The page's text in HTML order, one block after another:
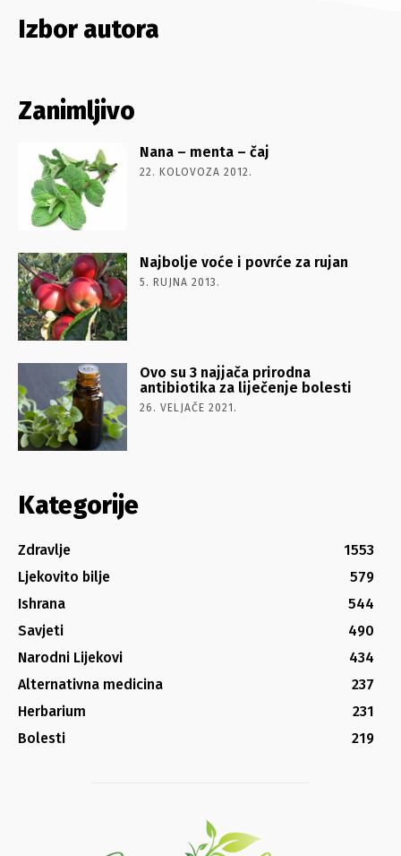
Izbor autora
Zanimljivo
Nana – menta – čaj
22. KOLOVOZA 2012.
Najbolje voće i povrće za rujan
5. RUJNA 2013.
Ovo su 3 najjača prirodna
antibiotika za liječenje bolesti
26. VELJAČE 2021.
Kategorije
Zdravlje
1553
Ljekovito bilje
579
Ishrana
544
Savjeti
490
Narodni Lijekovi
434
Alternativna medicina
237
Herbarium
231
Bolesti
219